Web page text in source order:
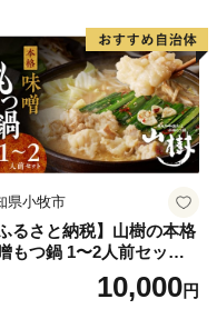
県小牧市
ふるさと納税】山樹の本格
もつ鍋 1〜2人前セット
樹 国産 牛もつ ホルモン モ
オンライン飲み会 ホーム
10,000円